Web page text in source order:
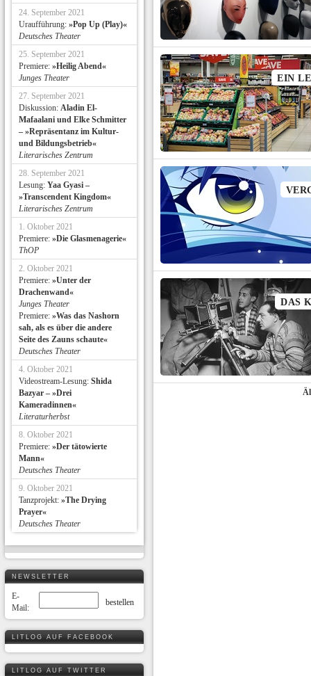
EIN
DAS
24. September 2021
Uraufführung: »Pop Up (Play)«
Deutsches Theater
25. September 2021
Premiere: »Heilig Abend«
Junges Theater
27. September 2021
Diskussion: Aladin El-
Mafaalani und Elke Schmitter
– »Repräsentanz im Kultur-
und Bildungsbetrieb«
Literarisches Zentrum
28. September 2021
Lesung: Yaa Gyasi –
»Transcendent Kingdom«
Literarisches Zentrum
1. Oktober 2021
Premiere: »Die Glasmenagerie«
ThOP
2. Oktober 2021
Premiere: »Unter der
Drachenwand«
Junges Theater
Premiere: »Was das Nashorn
sah, als es über die andere
Seite des Zauns schaute«
Deutsches Theater
4. Oktober 2021
Videostream-Lesung: Shida
Bazyar – »Drei
Kameradinnen«
Literaturherbst
8. Oktober 2021
Premiere: »Der tätowierte
Mann«
Deutsches Theater
9. Oktober 2021
Tanzprojekt: »The Drying
Prayer«
Deutsches Theater
NEWSLETTER
E-
Mail:
LITLOG AUF FACEBOOK
LITLOG AUF TWITTER